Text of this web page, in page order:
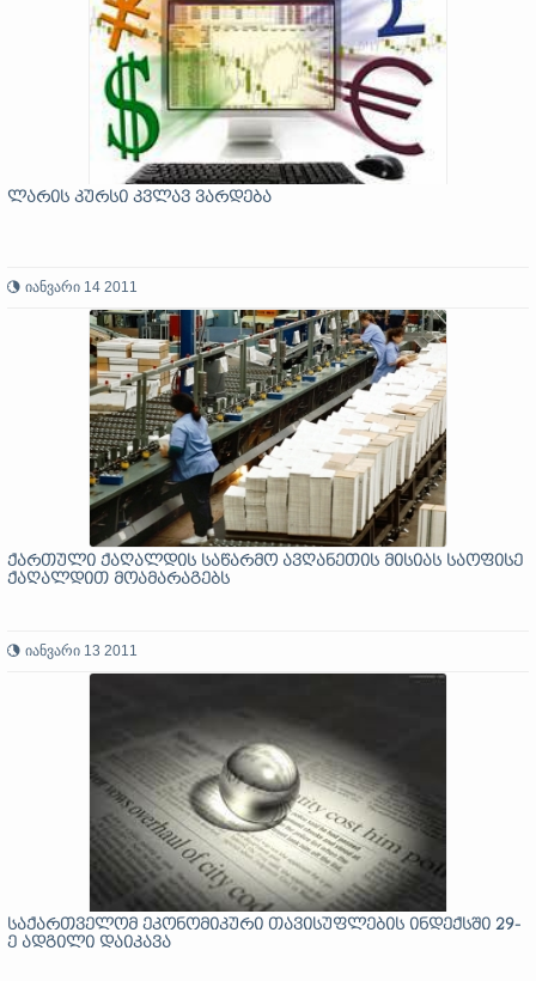
ლარის კურსი კვლავ ვარდება
იანვარი 14 2011
ქართული ქაღალდის საწარმო ავღანეთის მისიას საოფისე
ქაღალდით მოამარაგებს
იანვარი 13 2011
საქართველომ ეკონომიკური თავისუფლების ინდექსში 29-
ე ადგილი დაიკავა